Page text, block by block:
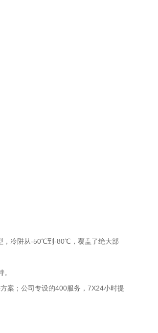
，冷阱从-50℃到-80℃，覆盖了绝大部
案；公司专设的400服务，7X24小时提